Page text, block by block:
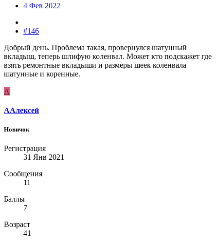
4 Фев 2022
#146
Добрый день. Проблема такая, провернулся шатунный
вкладыш, теперь шлифую коленвал. Может кто подскажет где
взять ремонтные вкладыши и размеры шеек коленвала
шатунные и коренные.
А
ААлексей
Новичок
Регистрация
31 Янв 2021
Сообщения
11
Баллы
7
Возраст
41